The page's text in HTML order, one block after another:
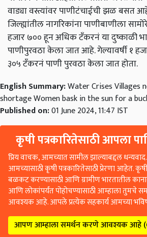
वाड्या वस्त्यांवर पाणीटंचाईची झळ बसत
जिल्ह्यांतील नागरिकांना पाणीबाणीला
हजार ७०० हून अधिक टँकरनं या दुष्काळी
पाणीपुरवठा केला जात आहे. गेल्यावर्षी १
३०५ टँकरनं पाणी पुरवठा केला जात होता.
English Summary:Water Crises Villages
shortage Women bask in the sun for a
Published on:01 June 2024, 11:47 IST
कृषी पत्रकारितेसाठी आपला
प्रिय वाचक, आमच्यात सामील झाल्याबद्दल
आमच्यासाठी कृषी पत्रकारितेसाठी प्रेरणा आहेत.
बळकट करण्यासाठी आणि ग्रामीण भारतातील
आणि लोकांपर्यंत पोहोचण्यासाठी आम्हाला तुमचे
आवश्यक आहे. आपले प्रत्येक सहकार्य आमच्या
आपण आम्हाला समर्थन करणे आवश्यक आहे